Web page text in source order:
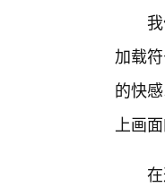
加载
的快
上画